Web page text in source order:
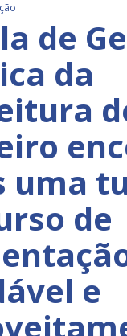
de
da
uma
de
e